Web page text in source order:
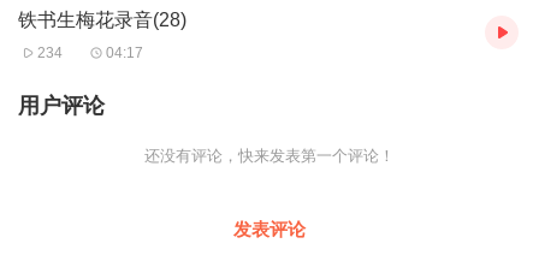
铁书生梅花录音(28)
234 04:17
用户评论
还没有评论，快来发表第一个评论！
发表评论